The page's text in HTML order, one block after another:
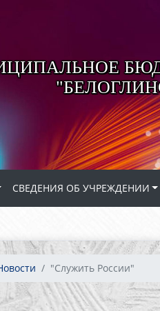
СВЕДЕНИЯ ОБ УЧРЕЖДЕНИИ
"Служить России"